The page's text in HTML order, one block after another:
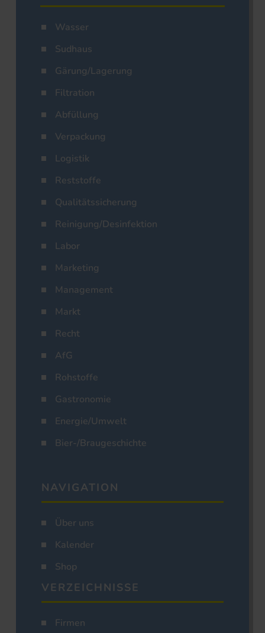
Wasser
Sudhaus
Gärung/Lagerung
Filtration
Abfüllung
Verpackung
Logistik
Reststoffe
Qualitätssicherung
Reinigung/Desinfektion
Labor
Marketing
Management
Markt
Recht
AfG
Rohstoffe
Gastronomie
Energie/Umwelt
Bier-/Braugeschichte
NAVIGATION
Über uns
Kalender
Shop
VERZEICHNISSE
Firmen